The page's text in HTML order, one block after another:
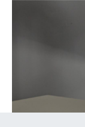
Einzelbetten